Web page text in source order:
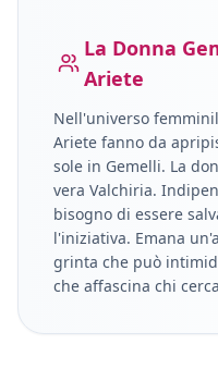
La Donna
Ariete
Nell'universo
Ariete fanno da
sole in Gemelli. La
vera Valchiria.
bisogno di essere
l'iniziativa. Emana
grinta che può
che affascina chi